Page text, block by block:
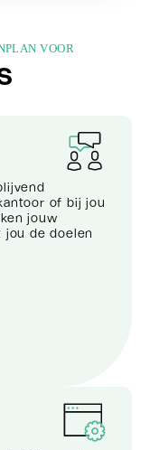
VOOR
of bij jou
jouw
jou de doelen